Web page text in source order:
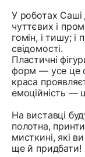
У роботах Саші
чуттєвих і
гомін, і тишу; і
свідомості.
Пластичні
форм — усе це
краса
емоційність —
На виставці
полотна,
мисткині, які
ще й придбати!